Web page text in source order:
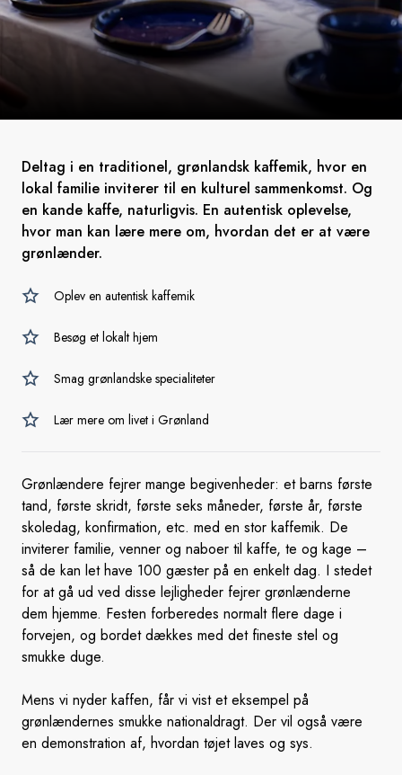
Deltag i en traditionel, grønlandsk kaffemik, hvor en
lokal familie inviterer til en kulturel sammenkomst. Og
en kande kaffe, naturligvis. En autentisk oplevelse,
hvor man kan lære mere om, hvordan det er at være
grønlænder.
Oplev en autentisk kaffemik
Besøg et lokalt hjem
Smag grønlandske specialiteter
Lær mere om livet i Grønland
Grønlændere fejrer mange begivenheder: et barns første
tand, første skridt, første seks måneder, første år, første
skoledag, konfirmation, etc. med en stor kaffemik. De
inviterer familie, venner og naboer til kaffe, te og kage –
så de kan let have 100 gæster på en enkelt dag. I stedet
for at gå ud ved disse lejligheder fejrer grønlænderne
dem hjemme. Festen forberedes normalt flere dage i
forvejen, og bordet dækkes med det fineste stel og
smukke duge.
Mens vi nyder kaffen, får vi vist et eksempel på
grønlændernes smukke nationaldragt. Der vil også være
en demonstration af, hvordan tøjet laves og sys.